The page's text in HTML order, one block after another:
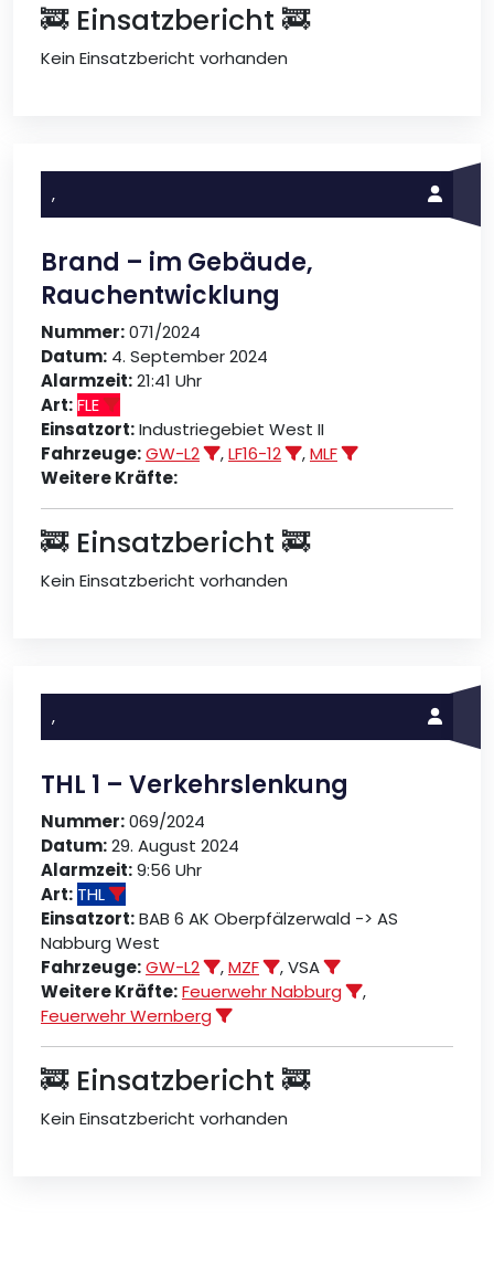
🚒 Einsatzbericht 🚒
Kein Einsatzbericht vorhanden
,
Brand – im Gebäude,
Rauchentwicklung
Nummer:071/2024
Datum: 4. September 2024
Alarmzeit:21:41 Uhr
Art:FLE
Einsatzort:Industriegebiet West II
Fahrzeuge:GW-L2 ,LF16-12 ,MLF
Weitere Kräfte:
🚒 Einsatzbericht 🚒
Kein Einsatzbericht vorhanden
,
THL 1 – Verkehrslenkung
Nummer:069/2024
Datum:29. August 2024
Alarmzeit:9:56 Uhr
Art: THL
Einsatzort:BAB 6 AK Oberpfälzerwald -> AS
Nabburg West
Fahrzeuge:GW-L2 ,MZF
, VSA
Weitere Kräfte:Feuerwehr Nabburg
,
Feuerwehr Wernberg
🚒 Einsatzbericht 🚒
Kein Einsatzbericht vorhanden